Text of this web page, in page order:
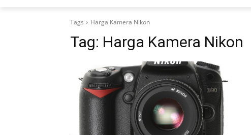
Tags Harga Kamera Nikon
Tag: Harga Kamera Nikon